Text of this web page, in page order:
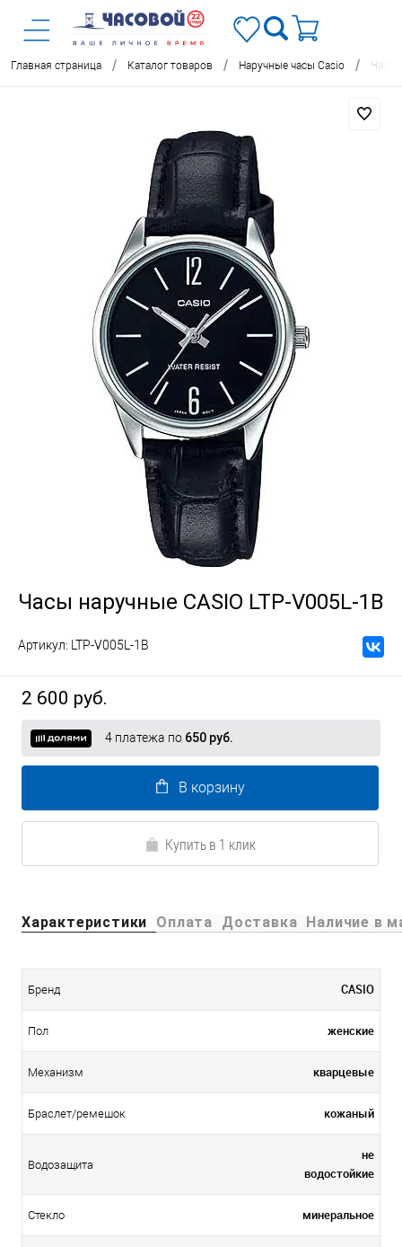
Главная страница / Каталог товаров / Наручные часы Casio / Часы
Часы наручные CASIO LTP-V005L-1B
Артикул: LTP-V005L-1B
2 600 руб.
4 платежа по 650 руб.
В корзину
Купить в 1 клик
Характеристики Оплата Доставка Наличие в
Бренд CASIO
Пол женские
Механизм кварцевые
Браслет/ремешок кожаный
Водозащита
не
водостойкие
Стекло минеральное